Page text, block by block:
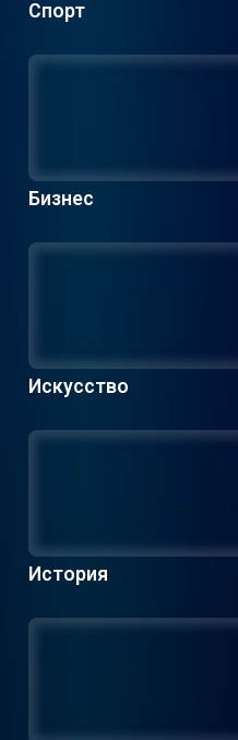
Спорт
Бизнес
Искусство
История